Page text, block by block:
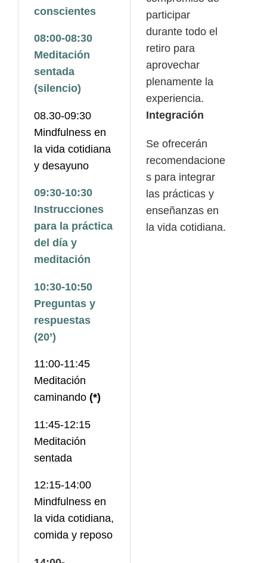
conscientes
08:00-08:30
Meditación
sentada
(silencio)
08.30-09:30
Mindfulness en
la vida cotidiana
y desayuno
09:30-10:30
Instrucciones
para la práctica
del día y
meditación
10:30-10:50
Preguntas y
respuestas
(20’)
11:00-11:45
Meditación
caminando(*)
11:45-12:15
Meditación
sentada
12:15-14:00
Mindfulness en
la vida cotidiana,
comida y reposo
participar
durante todo el
retiro para
aprovechar
plenamente la
experiencia.
Integración
Se ofrecerán
recomendacione
s para integrar
las prácticas y
enseñanzas en
la vida cotidiana.